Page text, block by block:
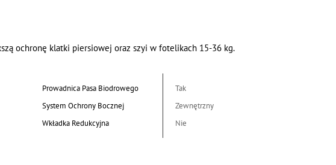
ochronę klatki piersiowej oraz szyi w fotelikach 15-36 kg.
Prowadnica Pasa Biodrowego
Tak
System Ochrony Bocznej
Zewnętrzny
Wkładka Redukcyjna
Nie